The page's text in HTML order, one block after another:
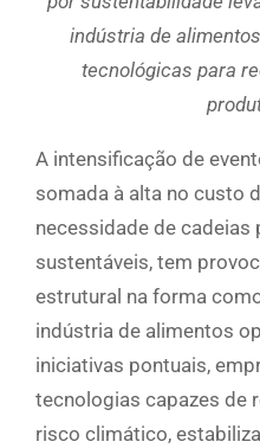
indústria de
tecnológicas para
A intensificação de
somada à alta no custo
necessidade de cadeias
sustentáveis, tem
estrutural na forma
indústria de alimentos
iniciativas pontuais,
tecnologias capazes de
risco climático,